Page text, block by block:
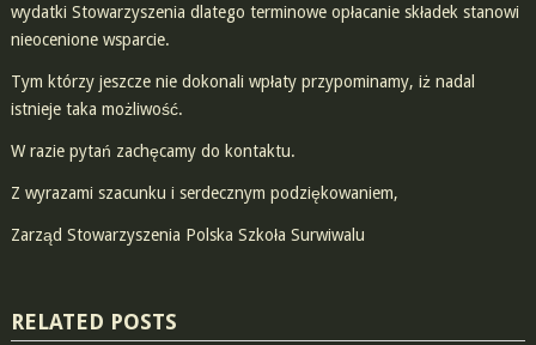
wydatki Stowarzyszenia dlatego terminowe opłacanie składek stanowi
nieocenione wsparcie.
Tym którzy jeszcze nie dokonali wpłaty przypominamy, iż nadal
istnieje taka możliwość.
W razie pytań zachęcamy do kontaktu.
Z wyrazami szacunku i serdecznym podziękowaniem,
Zarząd Stowarzyszenia Polska Szkoła Surwiwalu
RELATED POSTS